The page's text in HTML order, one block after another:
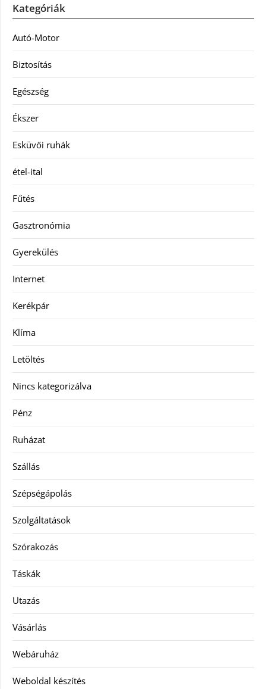
Kategóriák
Autó-Motor
Biztosítás
Egészség
Ékszer
Esküvői ruhák
étel-ital
Fűtés
Gasztronómia
Gyerekülés
Internet
Kerékpár
Klíma
Letöltés
Nincs kategorizálva
Pénz
Ruházat
Szállás
Szépségápolás
Szolgáltatások
Szórakozás
Táskák
Utazás
Vásárlás
Webáruház
Weboldal készítés